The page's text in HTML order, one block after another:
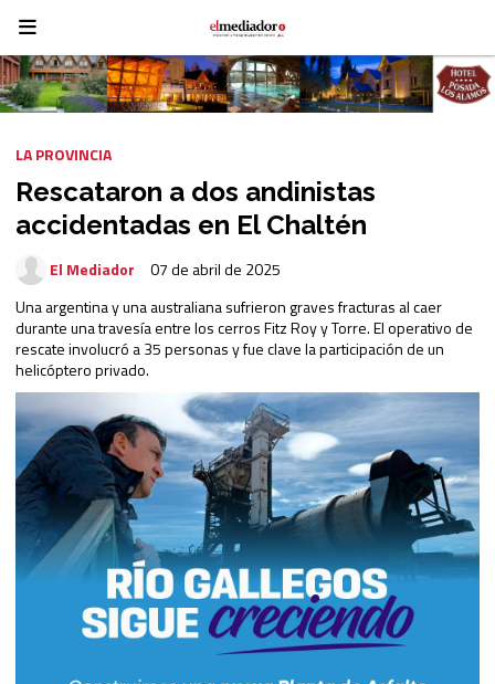
Rescataron a dos andinistas
accidentadas en El Chaltén
Una argentina y una australiana sufrieron graves fracturas al caer
durante una travesía entre los cerros Fitz Roy y Torre. El operativo de
rescate involucró a 35 personas y fue clave la participación de un
helicóptero privado.
LA PROVINCIA
07 de abril de 2025
El Mediador